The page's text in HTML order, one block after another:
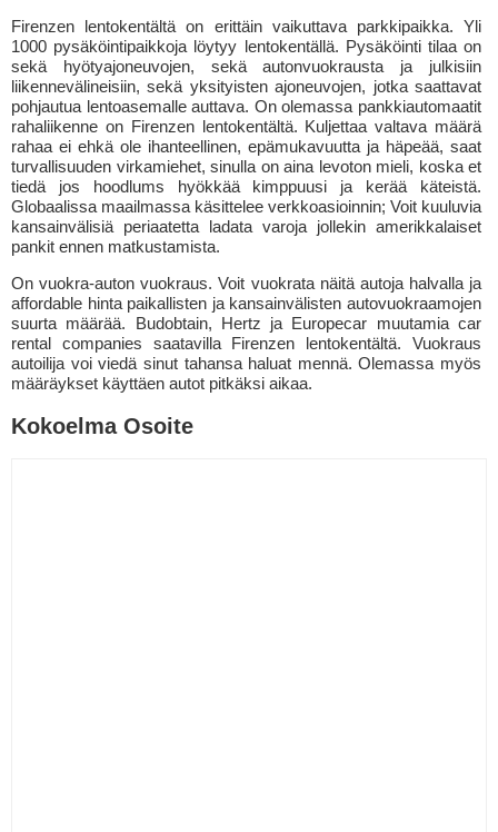
Firenzen lentokentältä on erittäin vaikuttava parkkipaikka. Yli
1000 pysäköintipaikkoja löytyy lentokentällä. Pysäköinti tilaa on
sekä hyötyajoneuvojen, sekä autonvuokrausta ja julkisiin
liikennevälineisiin, sekä yksityisten ajoneuvojen, jotka saattavat
pohjautua lentoasemalle auttava. On olemassa pankkiautomaatit
rahaliikenne on Firenzen lentokentältä. Kuljettaa valtava määrä
rahaa ei ehkä ole ihanteellinen, epämukavuutta ja häpeää, saat
turvallisuuden virkamiehet, sinulla on aina levoton mieli, koska et
tiedä jos hoodlums hyökkää kimppuusi ja kerää käteistä.
Globaalissa maailmassa käsittelee verkkoasioinnin; Voit kuuluvia
kansainvälisiä periaatetta ladata varoja jollekin amerikkalaiset
pankit ennen matkustamista.
On vuokra-auton vuokraus. Voit vuokrata näitä autoja halvalla ja
affordable hinta paikallisten ja kansainvälisten autovuokraamojen
suurta määrää. Budobtain, Hertz ja Europecar muutamia car
rental companies saatavilla Firenzen lentokentältä. Vuokraus
autoilija voi viedä sinut tahansa haluat mennä. Olemassa myös
määräykset käyttäen autot pitkäksi aikaa.
Kokoelma Osoite